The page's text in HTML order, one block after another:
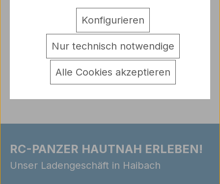
Sinterlagerbuchsen zur zus&aum…
Warnhinweise
RC-PANZER HAUTNAH ERLEBEN!
Unser Ladengeschäft in Haibach
Nur technisch notwendige
Konfigurieren
Alle Cookies akzeptieren